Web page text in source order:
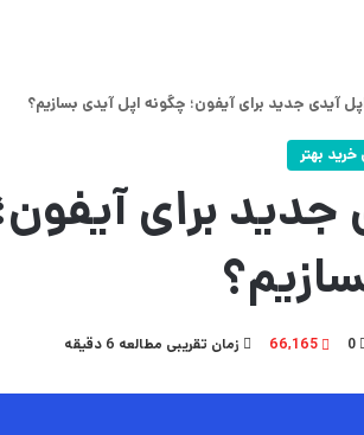
آیدی جدید برای آیفون؛ چگونه اپل آیدی بسازیم؟
خرید بهتر
برای
0
66,165 زمان تقریبی مطالعه 6 دقیقه